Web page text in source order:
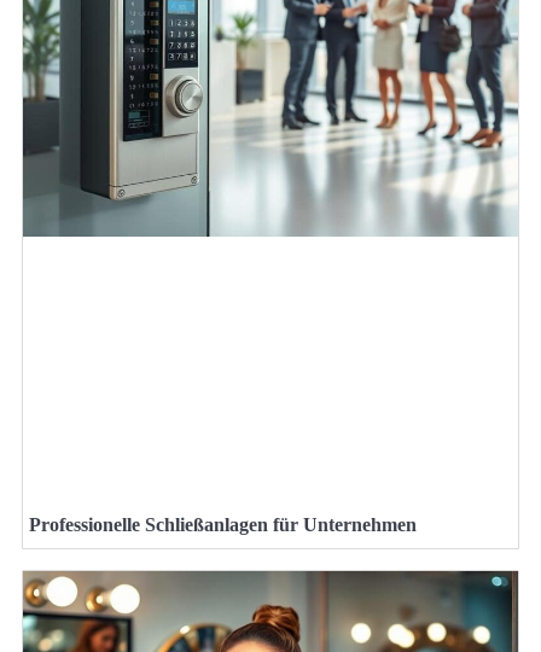
Professionelle Schließanlagen für Unternehmen